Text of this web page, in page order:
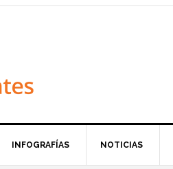
INFOGRAFÍAS NOTICIAS